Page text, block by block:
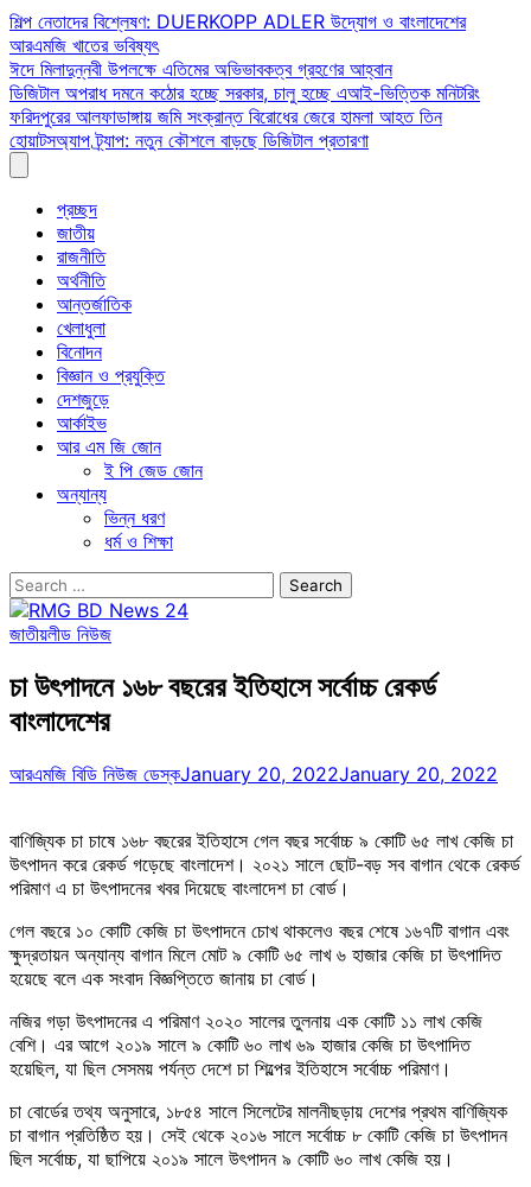
Skip
to
content
শিল্প নেতাদের বিশ্লেষণ: DUERKOPP ADLER উদ্যোগ ও বাংলাদেশের
আরএমজি খাতের ভবিষ্যৎ
ঈদে মিলাদুন্নবী উপলক্ষে এতিমের অভিভাবকত্ব গ্রহণের আহ্বান
ডিজিটাল অপরাধ দমনে কঠোর হচ্ছে সরকার, চালু হচ্ছে এআই-ভিত্তিক মনিটরিং
ফরিদপুরের আলফাডাঙ্গায় জমি সংক্রান্ত বিরোধের জেরে হামলা আহত তিন
হোয়াটসঅ্যাপ ট্র্যাপ: নতুন কৌশলে বাড়ছে ডিজিটাল প্রতারণা
প্রচ্ছদ
জাতীয়
রাজনীতি
অর্থনীতি
আন্তর্জাতিক
খেলাধুলা
বিনোদন
বিজ্ঞান ও প্রযুক্তি
দেশজুড়ে
আর্কাইভ
আর এম জি জোন
ই পি জেড জোন
অন্যান্য
ভিন্ন ধরণ
ধর্ম ও শিক্ষা
Search
for:
জাতীয়লীড নিউজ
চা উৎপাদনে ১৬৮ বছরের ইতিহাসে সর্বোচ্চ রেকর্ড
বাংলাদেশের
আরএমজি বিডি নিউজ ডেস্কJanuary 20, 2022January 20, 2022
বাণিজ্যিক চা চাষে ১৬৮ বছরের ইতিহাসে গেল বছর সর্বোচ্চ ৯ কোটি ৬৫ লাখ কেজি চা
উৎপাদন করে রেকর্ড গড়েছে বাংলাদেশ। ২০২১ সালে ছোট-বড় সব বাগান থেকে রেকর্ড
পরিমাণ এ চা উৎপাদনের খবর দিয়েছে বাংলাদেশ চা বোর্ড।
গেল বছরে ১০ কোটি কেজি চা উৎপাদনে চোখ থাকলেও বছর শেষে ১৬৭টি বাগান এবং
ক্ষুদ্রতায়ন অন্যান্য বাগান মিলে মোট ৯ কোটি ৬৫ লাখ ৬ হাজার কেজি চা উৎপাদিত
হয়েছে বলে এক সংবাদ বিজ্ঞপ্তিতে জানায় চা বোর্ড।
নজির গড়া উৎপাদনের এ পরিমাণ ২০২০ সালের তুলনায় এক কোটি ১১ লাখ কেজি
বেশি। এর আগে ২০১৯ সালে ৯ কোটি ৬০ লাখ ৬৯ হাজার কেজি চা উৎপাদিত
হয়েছিল, যা ছিল সেসময় পর্যন্ত দেশে চা শিল্পের ইতিহাসে সর্বোচ্চ পরিমাণ।
চা বোর্ডের তথ্য অনুসারে, ১৮৫৪ সালে সিলেটের মালনীছড়ায় দেশের প্রথম বাণিজ্যিক
চা বাগান প্রতিষ্ঠিত হয়। সেই থেকে ২০১৬ সালে সর্বোচ্চ ৮ কোটি কেজি চা উৎপাদন
ছিল সর্বোচ্চ, যা ছাপিয়ে ২০১৯ সালে উৎপাদন ৯ কোটি ৬০ লাখ কেজি হয়।